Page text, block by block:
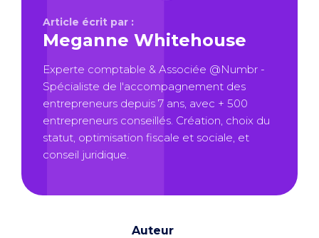
Article écrit par :
Meganne Whitehouse
Experte comptable & Associée @Numbr -
Spécialiste de l'accompagnement des
entrepreneurs depuis 7 ans, avec + 500
entrepreneurs conseillés. Création, choix du
statut, optimisation fiscale et sociale, et
conseil juridique.
Auteur